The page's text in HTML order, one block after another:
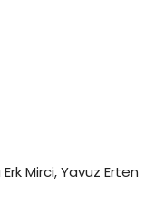
Mirci, Yavuz Erten